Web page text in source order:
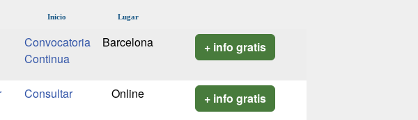
Inicio Lugar
Convocatoria
Continua
Barcelona + info gratis
Online + info gratis